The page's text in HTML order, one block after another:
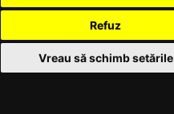
Refuz
Vreau să schimb setările